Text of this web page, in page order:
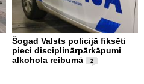
Šogad Valsts policijā fiksēti
pieci disciplinārpārkāpumi
alkohola reibumā
2